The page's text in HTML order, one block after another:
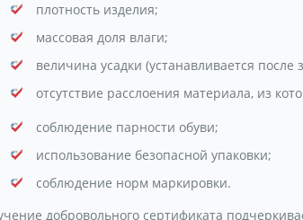
плотность изделия;
массовая доля влаги;
величина усадки (устанавливается после
отсутствие расслоения материала, из
соблюдение парности обуви;
использование безопасной упаковки;
соблюдение норм маркировки.
добровольного сертификата